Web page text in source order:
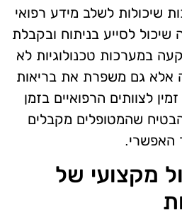
שיכולות לשלב מידע רפואי
שיכול לסייע בניתוח ובקבלת
במערכות טכנולוגיות לא
אלא גם משפרת את בריאות
לצוותים הרפואיים בזמן
שהמטופלים מקבלים
האפשרי.
מקצועי של